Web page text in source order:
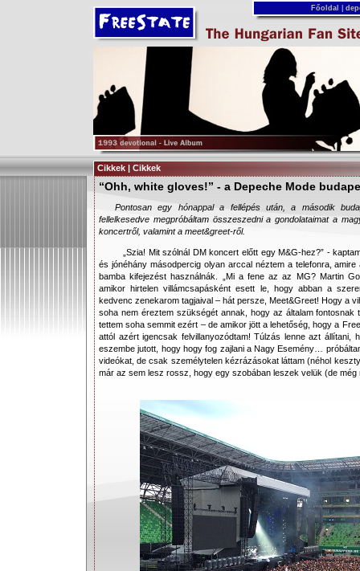
Főoldal
Cikkek | Cikkek
“Ohh, white gloves!” - a Depeche Mode
Pontosan egy hónappal a fellépés után, a második
fellelkesedve megpróbáltam összeszedni a gondolataimat a
koncertről, valamint a meet&greet-ről.
„Szia! Mit szólnál DM koncert előtt egy M&G-hez?” -
és jónéhány másodpercig olyan arccal néztem a telefonra,
bamba kifejezést használnák. „Mi a fene az az MG? Martin
amikor hirtelen villámcsapásként esett le, hogy abban a
kedvenc zenekarom tagjaival – hát persze, Meet&Greet! Hogy a
soha nem éreztem szükségét annak, hogy az általam fontosnak
tettem soha semmit ezért – de amikor jött a lehetőség, hogy a
attól azért igencsak felvillanyozódtam! Túlzás lenne azt állítani,
eszembe jutott, hogy hogy fog zajlani a Nagy Esemény…
videókat, de csak személytelen kézrázásokat láttam (néhol
már az sem lesz rossz, hogy egy szobában leszek velük (de